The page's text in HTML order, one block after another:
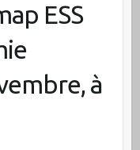
ESS
à